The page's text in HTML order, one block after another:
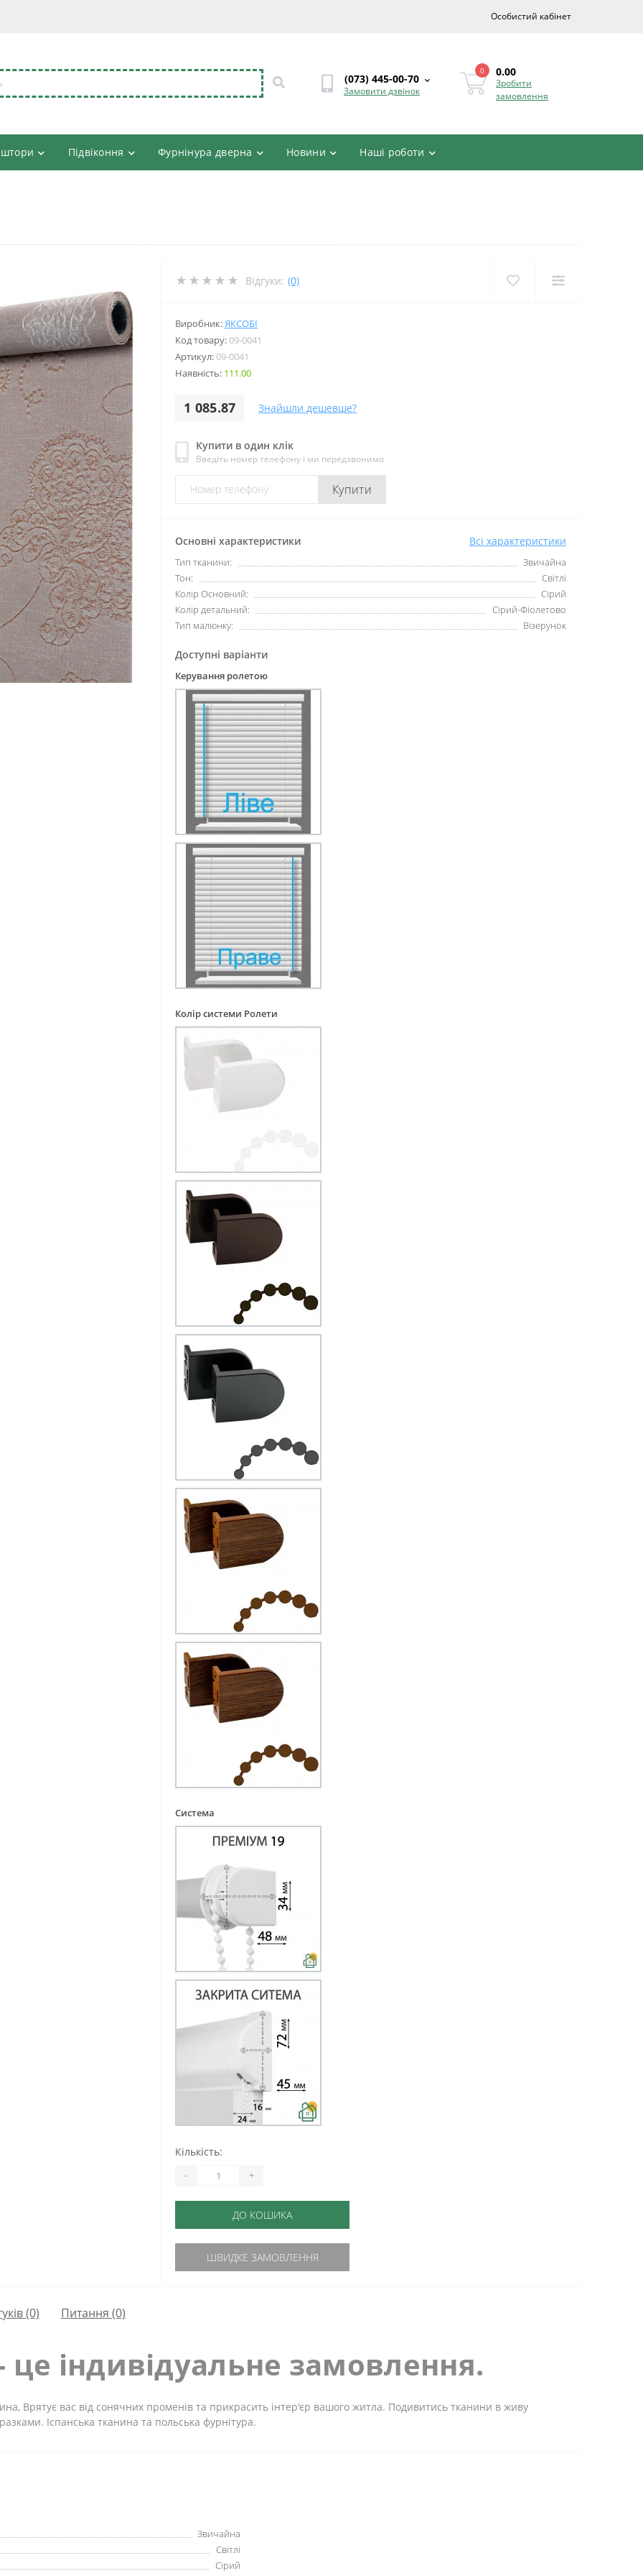
Особистий кабінет
(073) 445-00-70
Замовити дзвінок
0 0.00
Зробити
замовлення
штори Підвіконня Фурнінура дверна Новини Наші роботи
Відгуки: (0)
Виробник:ЯКСОБІ
Код товару:09-0041
Артикул:09-0041
Наявність: 111.00
1 085.87 Знайшли дешевше?
Купити в один клік
Введіть номер телефону і ми передзвонимо
Купити
Основні характеристики Всі характеристики
Тип тканини:
Звичайна
Тон:
Світлі
Колір Основний:
Сірий
Колір детальний:
Сірий-Фіолетово
Тип малюнку:
Візерунок
Доступні варіанти
Керування ролетою
Колір системи Ролети
Система
Кількість:
- +
ДО КОШИКА
ШВИДКЕ ЗАМОВЛЕННЯ
(0) Питання (0)
це індивідуальне замовлення.
Врятує вас від сонячних променів та прикрасить інтер'єр вашого житла. Подивитись тканини в живу
Іспанська тканина та польська фурнітура.
Звичайна
Світлі
Сірий